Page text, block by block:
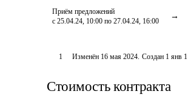
Приём предложений
с 25.04.24, 10:00 по 27.04.24, 16:00
1 Изменён 16 мая 2024. Создан 1 янв 1
Стоимость контракта